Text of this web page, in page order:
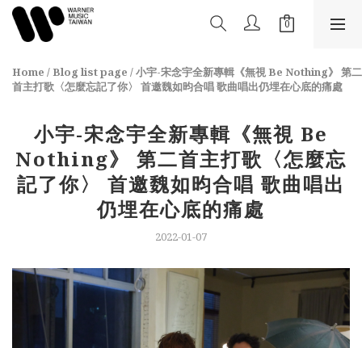
Home / Blog list page /小宇-宋念宇全新專輯《無視 Be Nothing》 第二
首主打歌〈怎麼忘記了你〉 首邀魏如昀合唱 歌曲唱出仍埋在心底的痛處
小宇-宋念宇全新專輯《無視 Be
Nothing》 第二首主打歌〈怎麼忘
記了你〉 首邀魏如昀合唱 歌曲唱出
仍埋在心底的痛處
2022-01-07